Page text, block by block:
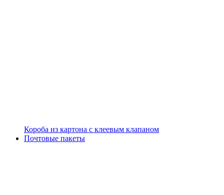
Короба из картона с клеевым клапаном
Почтовые пакеты